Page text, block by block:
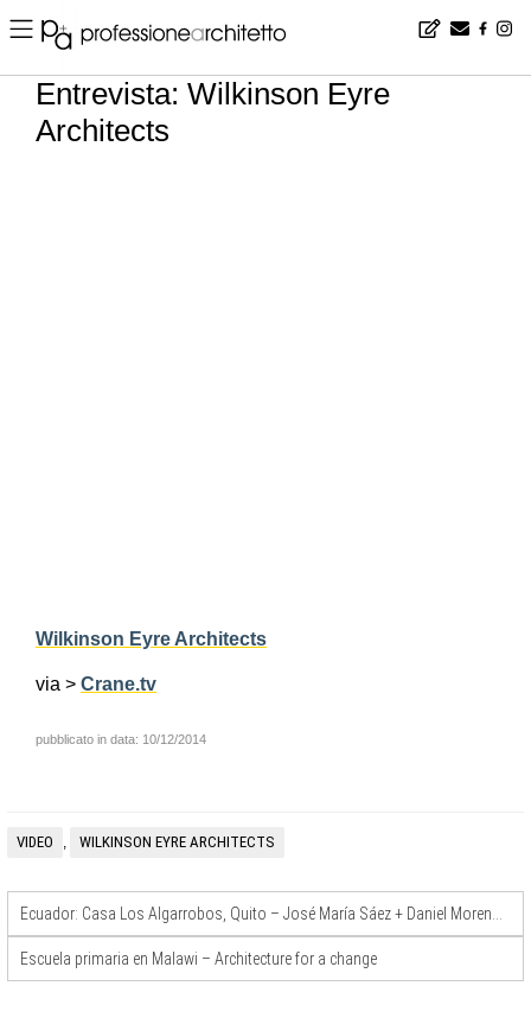
Home ▪ news ▪ es ▪ Entrevista: Wilkinson Eyre Architects
Entrevista: Wilkinson Eyre
Architects
Wilkinson Eyre Architects
via > Crane.tv
pubblicato in data: 10/12/2014
VIDEO , WILKINSON EYRE ARCHITECTS
Escuela primaria en Malawi – Architecture for a change